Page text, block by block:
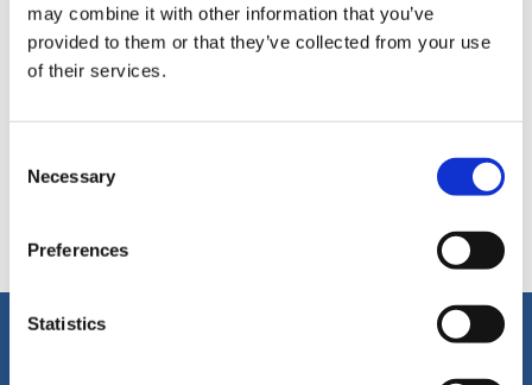
may combine it with other information that you’ve
provided to them or that they’ve collected from your use
of their services.
Selection
Necessary
Preferences
Statistics